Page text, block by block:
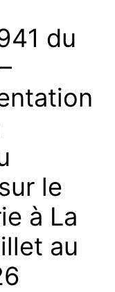
du
le
à La
au